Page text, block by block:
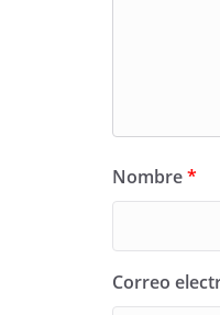
Nombre*
Correo